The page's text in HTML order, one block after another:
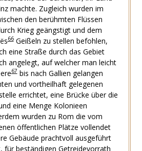
machte. Zugleich wurden im
den berühmten Flüssen
Krieg geängstigt und dem
66Geißeln zu stellen befohlen,
eine Straße durch das Gebiet
angelegt, auf welcher man leicht
67bis nach Gallien gelangen
und vortheilhaft gelegenen
errichtet, eine Brücke über die
eine Menge Kolonieen
wurden zu Rom die vom
öffentlichen Plätze vollendet
Gebäude prachtvoll ausgeführt
für beständigen Getreidevorrath